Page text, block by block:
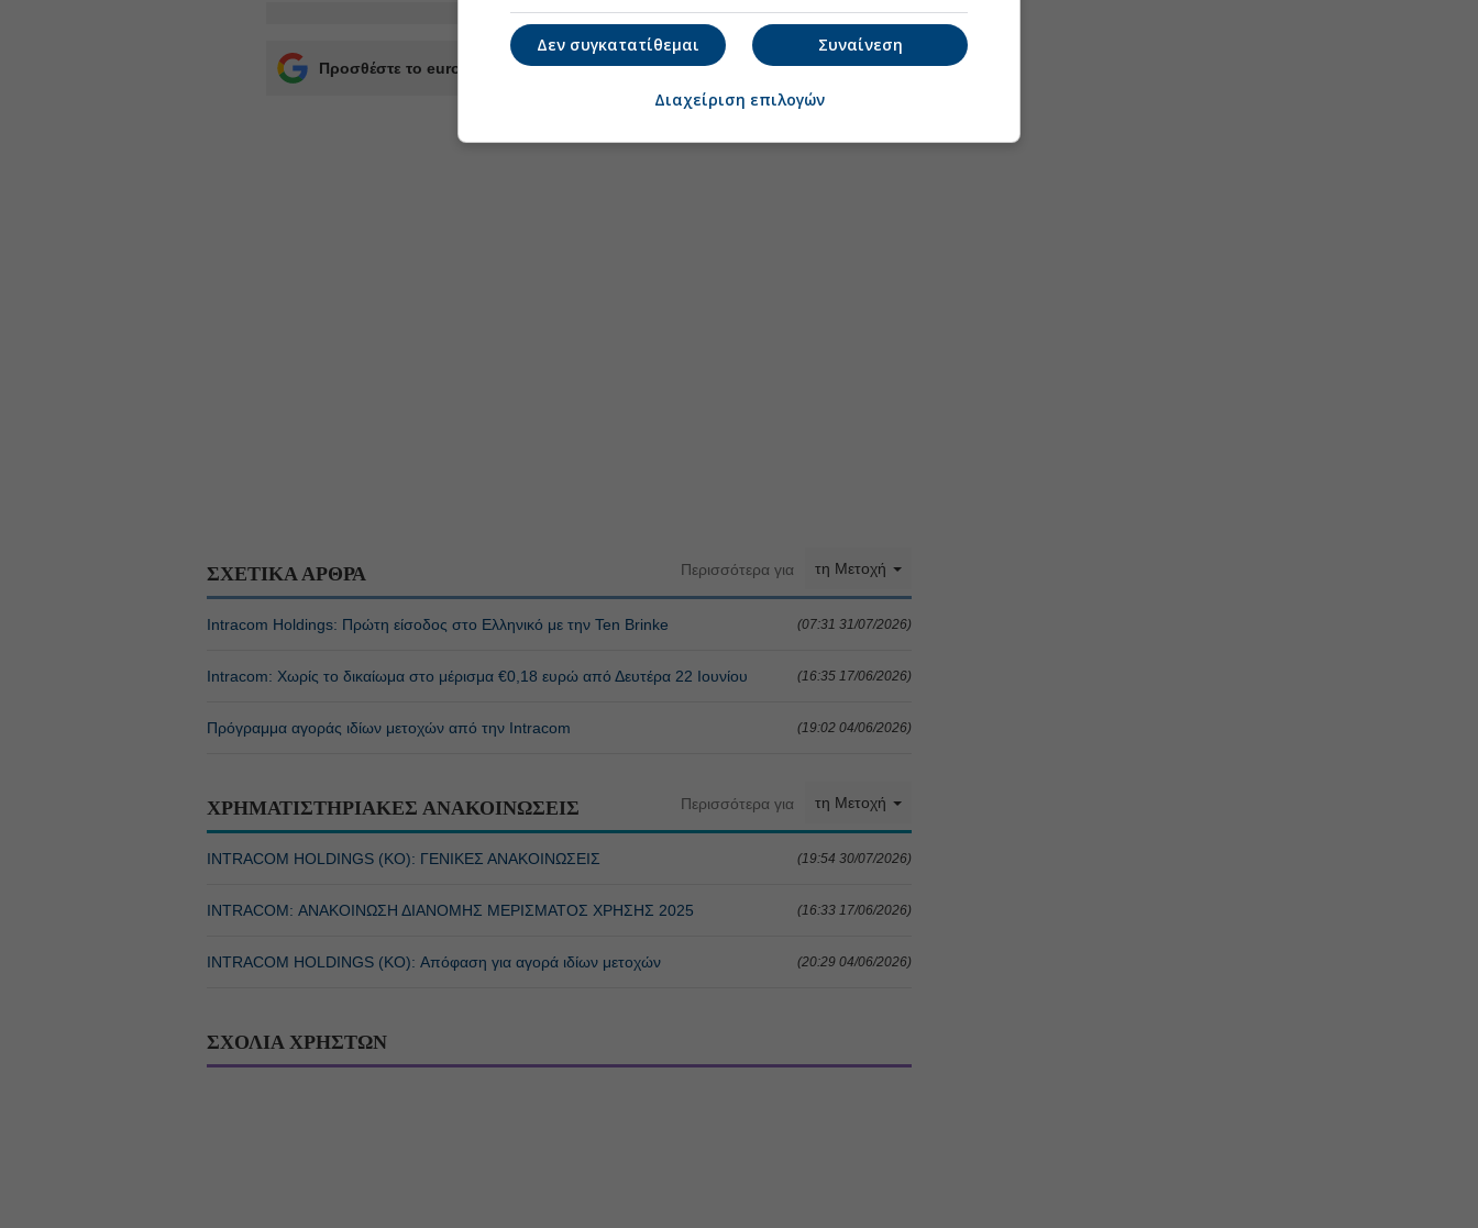
Προσθέστε το euro2day.gr στο Discover
ΣΧΕΤΙΚΑ ΑΡΘΡΑ Περισσότερα για τη Μετοχή
Intracom Holdings: Πρώτη είσοδος στο Ελληνικό με την Ten Brinke (07:31 31/07/2026)
Intracom: Χωρίς το δικαίωμα στο μέρισμα €0,18 ευρώ από Δευτέρα 22 Ιουνίου (16:35 17/06/2026)
Πρόγραμμα αγοράς ιδίων μετοχών από την Intracom (19:02 04/06/2026)
ΧΡΗΜΑΤΙΣΤΗΡΙΑΚΕΣ ΑΝΑΚΟΙΝΩΣΕΙΣ Περισσότερα για τη Μετοχή
INTRACOM HOLDINGS (ΚΟ): ΓΕΝΙΚΕΣ ΑΝΑΚΟΙΝΩΣΕΙΣ (19:54 30/07/2026)
INTRACOM: ΑΝΑΚΟΙΝΩΣΗ ΔΙΑΝΟΜΗΣ ΜΕΡΙΣΜΑΤΟΣ ΧΡΗΣΗΣ 2025 (16:33 17/06/2026)
INTRACOM HOLDINGS (ΚΟ): Απόφαση για αγορά ιδίων μετοχών (20:29 04/06/2026)
ΣΧΟΛΙΑ ΧΡΗΣΤΩΝ
Συναίνεση
Δεν συγκατατίθεμαι
Διαχείριση επιλογών